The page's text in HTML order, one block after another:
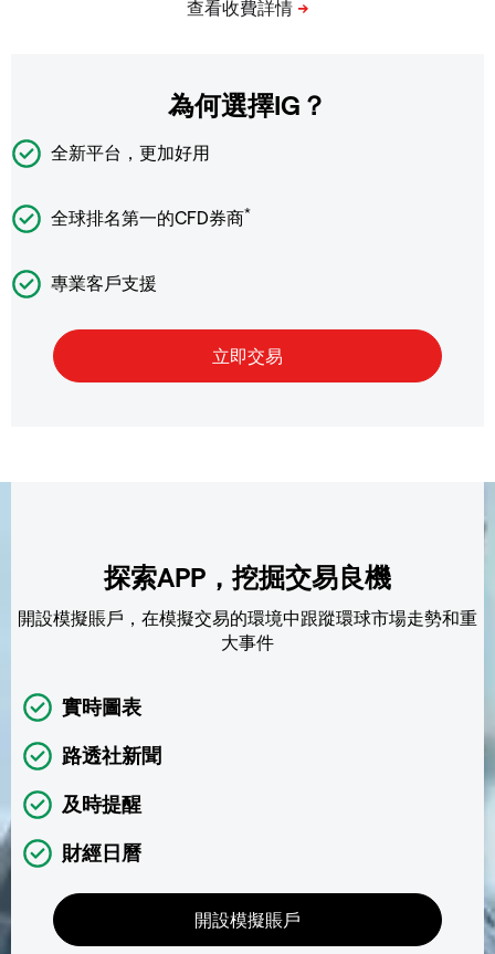
為何選擇IG？
全新平台，更加好用
全球排名第一的CFD券商*
專業客戶支援
探索APP，挖掘交易良機
開設模擬賬戶，在模擬交易的環境中跟蹤環球市場走勢和重
大事件
實時圖表
路透社新聞
及時提醒
財經日曆